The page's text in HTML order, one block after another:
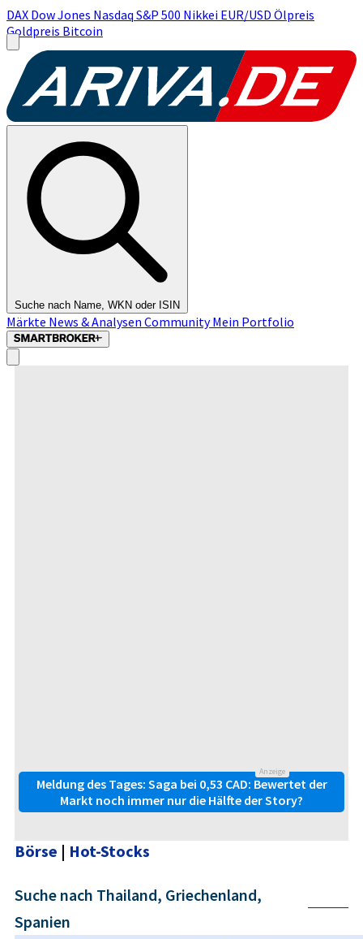
DAX Dow Jones Nasdaq S&P 500 Nikkei EUR/USD Ölpreis
Goldpreis Bitcoin
Suche nach Name, WKN oder ISIN
Märkte News & Analysen CommunityMein Portfolio
Anzeige
Meldung des Tages: Saga bei 0,53 CAD: Bewertet der
Markt noch immer nur die Hälfte der Story?
Börse | Hot-Stocks
Suche nach Thailand, Griechenland,
Spanien